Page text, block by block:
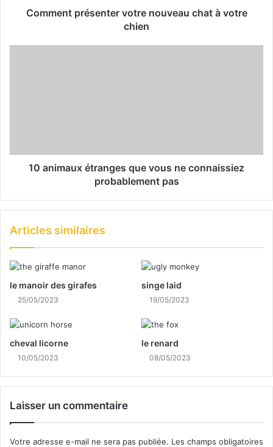
Comment présenter votre nouveau chat à votre
chien
10 animaux étranges que vous ne connaissiez
probablement pas
Articles similaires
le manoir des girafes
25/05/2023
singe laid
19/05/2023
cheval licorne
10/05/2023
le renard
08/05/2023
Laisser un commentaire
Votre adresse e-mail ne sera pas publiée. Les champs obligatoires